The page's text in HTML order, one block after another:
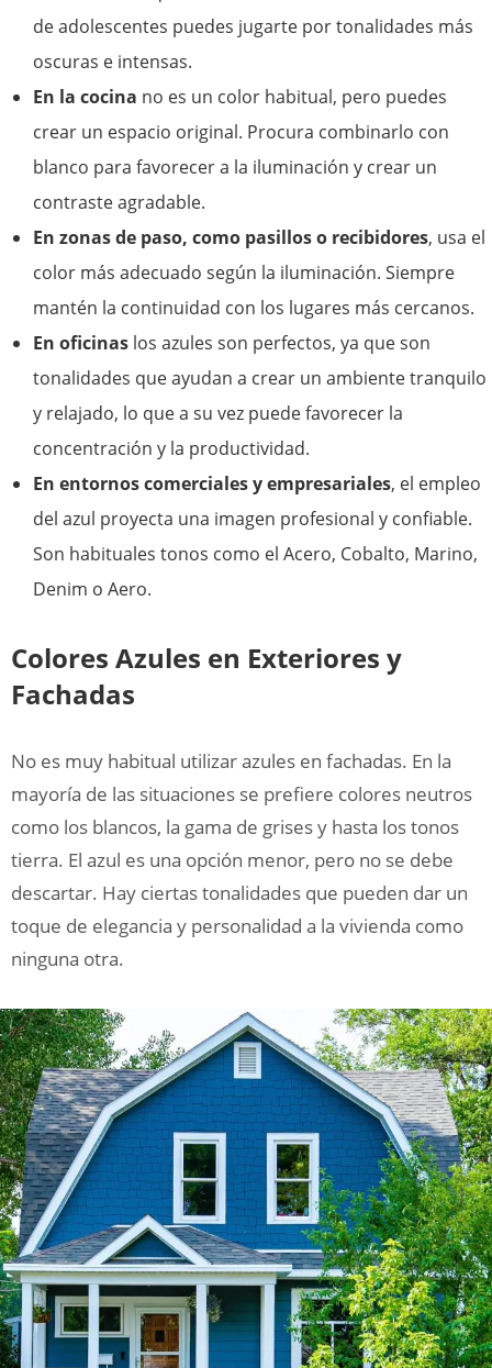
de adolescentes puedes jugarte por tonalidades más
oscuras e intensas.
En la cocina no es un color habitual, pero puedes
crear un espacio original. Procura combinarlo con
blanco para favorecer a la iluminación y crear un
contraste agradable.
En zonas de paso, como pasillos o recibidores, usa el
color más adecuado según la iluminación. Siempre
mantén la continuidad con los lugares más cercanos.
En oficinas los azules son perfectos, ya que son
tonalidades que ayudan a crear un ambiente tranquilo
y relajado, lo que a su vez puede favorecer la
concentración y la productividad.
En entornos comerciales y empresariales, el empleo
del azul proyecta una imagen profesional y confiable.
Son habituales tonos como el Acero, Cobalto, Marino,
Denim o Aero.
Colores Azules en Exteriores y
Fachadas
No es muy habitual utilizar azules en fachadas. En la
mayoría de las situaciones se prefiere colores neutros
como los blancos, la gama de grises y hasta los tonos
tierra. El azul es una opción menor, pero no se debe
descartar. Hay ciertas tonalidades que pueden dar un
toque de elegancia y personalidad a la vivienda como
ninguna otra.